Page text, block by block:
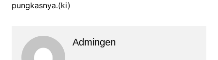
pungkasnya.(ki)
Admingen